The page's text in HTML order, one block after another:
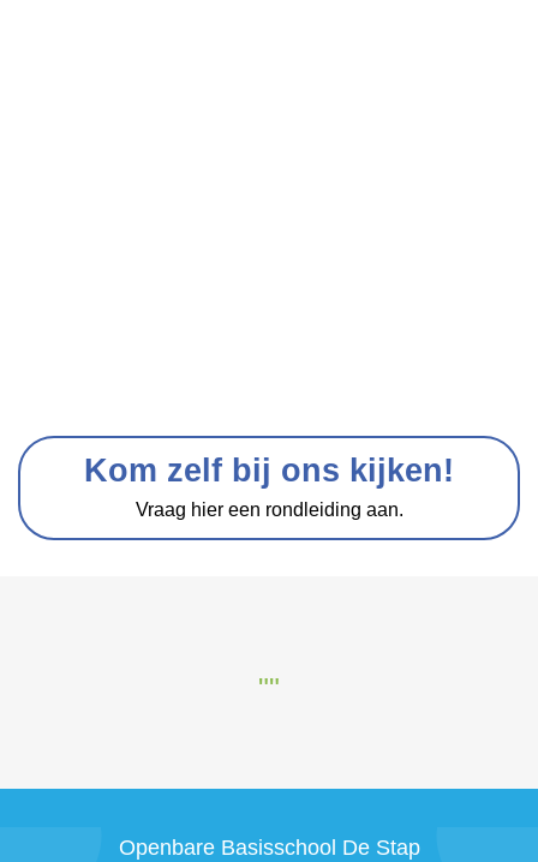
Kom zelf bij ons kijken!
Vraag hier een rondleiding aan.
""
Openbare Basisschool De Stap